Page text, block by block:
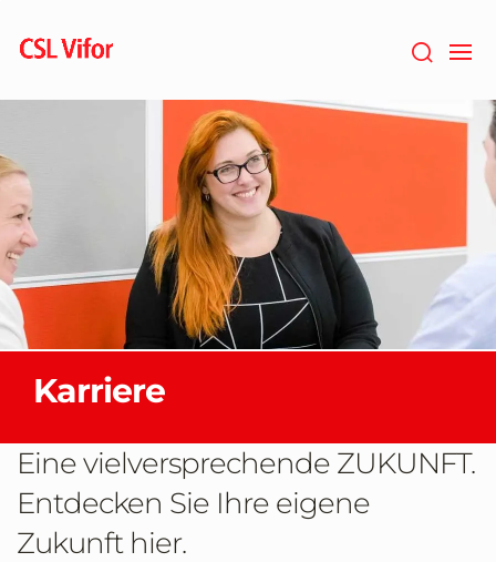
springen
Karriere
Eine vielversprechende ZUKUNFT.
Entdecken Sie Ihre eigene
Zukunft hier.